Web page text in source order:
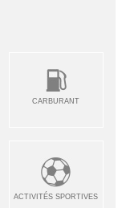
CARBURANT
ACTIVITÉS SPORTIVES